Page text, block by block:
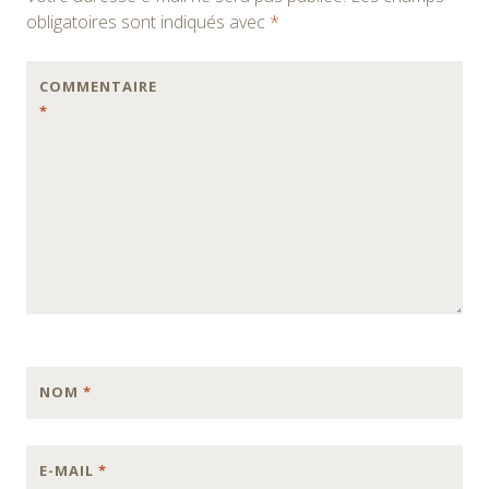
articles
obligatoires sont indiqués avec *
COMMENTAIRE
*
NOM *
E-MAIL *